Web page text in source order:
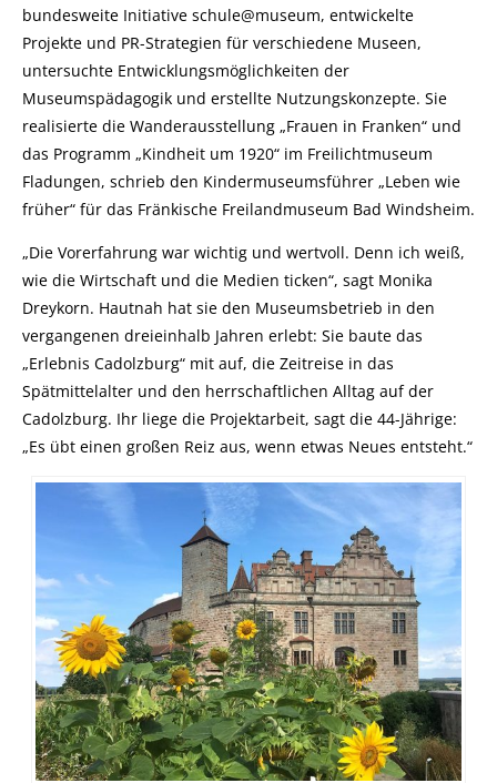
bundesweite Initiative schule@museum, entwickelte
Projekte und PR-Strategien für verschiedene Museen,
untersuchte Entwicklungsmöglichkeiten der
Museumspädagogik und erstellte Nutzungskonzepte. Sie
realisierte die Wanderausstellung „Frauen in Franken“ und
das Programm „Kindheit um 1920“ im Freilichtmuseum
Fladungen, schrieb den Kindermuseumsführer „Leben wie
früher“ für das Fränkische Freilandmuseum Bad Windsheim.
„Die Vorerfahrung war wichtig und wertvoll. Denn ich weiß,
wie die Wirtschaft und die Medien ticken“, sagt Monika
Dreykorn. Hautnah hat sie den Museumsbetrieb in den
vergangenen dreieinhalb Jahren erlebt: Sie baute das
„Erlebnis Cadolzburg“ mit auf, die Zeitreise in das
Spätmittelalter und den herrschaftlichen Alltag auf der
Cadolzburg. Ihr liege die Projektarbeit, sagt die 44-Jährige:
„Es übt einen großen Reiz aus, wenn etwas Neues entsteht.“